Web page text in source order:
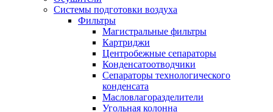
Системы подготовки воздуха
Фильтры
Магистральные фильтры
Картриджи
Центробежные сепараторы
Конденсатоотводчики
Сепараторы технологического
конденсата
Масловлагоразделители
Угольная колонна